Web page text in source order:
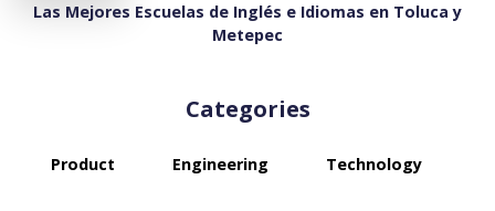
Las Mejores Escuelas de Inglés e Idiomas en Toluca y
Metepec
Categories
Product Engineering Technology